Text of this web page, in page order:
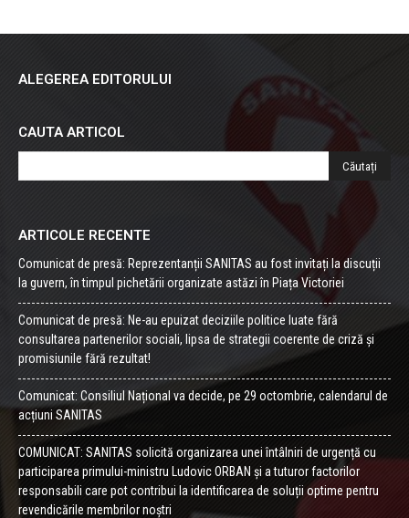
ALEGEREA EDITORULUI
CAUTA ARTICOL
ARTICOLE RECENTE
Comunicat de presă: Reprezentanții SANITAS au fost invitați la discuții
la guvern, în timpul pichetării organizate astăzi în Piața Victoriei
Comunicat de presă: Ne-au epuizat deciziile politice luate fără
consultarea partenerilor sociali, lipsa de strategii coerente de criză și
promisiunile fără rezultat!
Comunicat: Consiliul Național va decide, pe 29 octombrie, calendarul de
acțiuni SANITAS
COMUNICAT: SANITAS solicită organizarea unei întâlniri de urgență cu
participarea primului-ministru Ludovic ORBAN și a tuturor factorilor
responsabili care pot contribui la identificarea de soluții optime pentru
revendicările membrilor noștri